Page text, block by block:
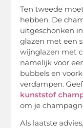
Ten tweede
hebben. De
uitgeschonken
glazen met een
wijnglazen met
namelijk voor
bubbels en
verdampen.
kunststof
om je
Als laatste